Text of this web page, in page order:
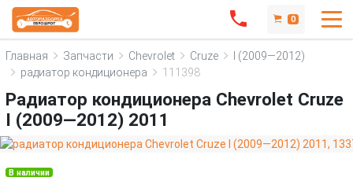
0
Главная Запчасти Chevrolet Cruze
I (2009—2012)
радиатор кондиционера
111398
Радиатор кондиционера Chevrolet Cruze
I (2009—2012) 2011
В наличии